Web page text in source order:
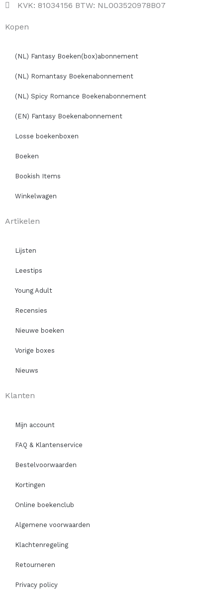
KVK: 81034156 BTW: NL003520978B07
Kopen
(NL) Fantasy Boeken(box)abonnement
(NL) Romantasy Boekenabonnement
(NL) Spicy Romance Boekenabonnement
(EN) Fantasy Boekenabonnement
Losse boekenboxen
Boeken
Bookish Items
Winkelwagen
Artikelen
Lijsten
Leestips
Young Adult
Recensies
Nieuwe boeken
Vorige boxes
Nieuws
Klanten
Mijn account
FAQ & Klantenservice
Bestelvoorwaarden
Kortingen
Online boekenclub
Algemene voorwaarden
Klachtenregeling
Retourneren
Privacy policy